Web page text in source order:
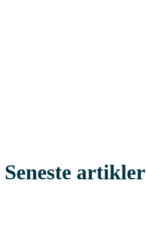
Seneste artikler